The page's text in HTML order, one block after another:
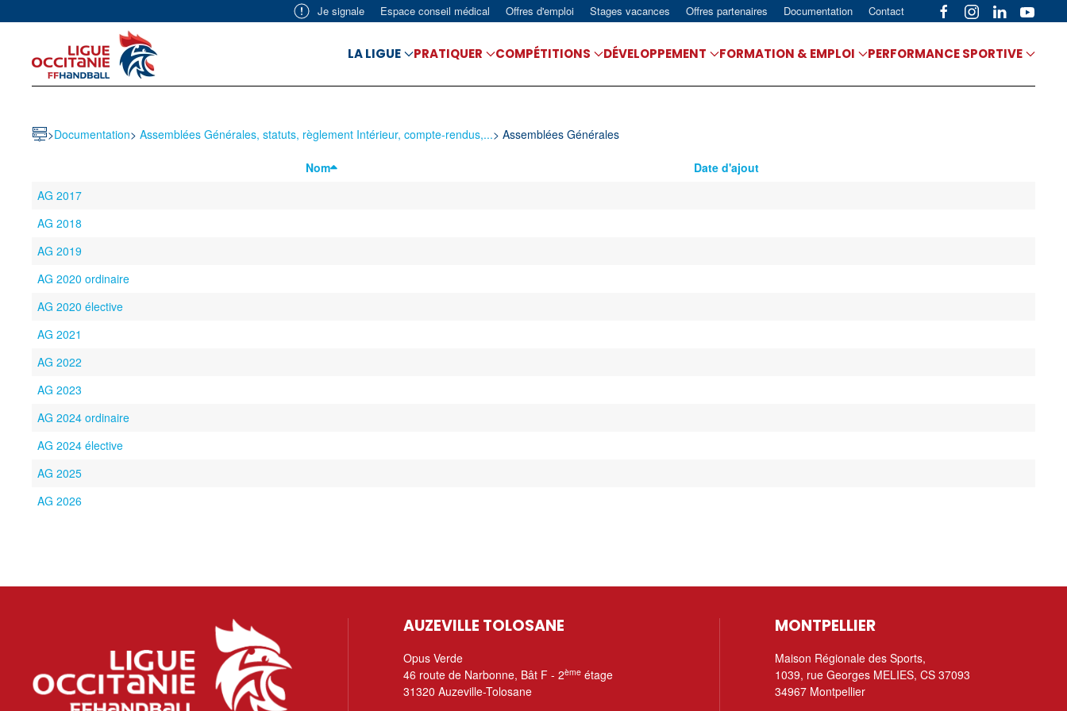
Skip to main content
Je signale Espace conseil médical Offres d'emploi Stages vacances Offres partenaires Documentation Contact
LA LIGUE PRATIQUER COMPÉTITIONS DÉVELOPPEMENT FORMATION & EMPLOI PERFORMANCE SPORTIVE
>Documentation> Assemblées Générales, statuts, règlement Intérieur, compte-rendus,...> Assemblées Générales
Nom
Date d'ajout
AG 2017
AG 2018
AG 2019
AG 2020 ordinaire
AG 2020 élective
AG 2021
AG 2022
AG 2023
AG 2024 ordinaire
AG 2024 élective
AG 2025
AG 2026
AUZEVILLE TOLOSANE
Opus Verde
46 route de Narbonne, Bât F - 2ème étage
31320 Auzeville-Tolosane
MONTPELLIER
Maison Régionale des Sports,
1039, rue Georges MELIES, CS 37093
34967 Montpellier